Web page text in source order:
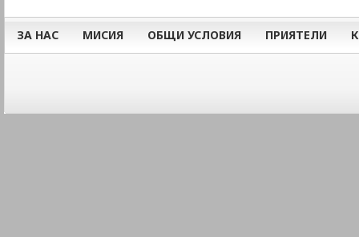
ЗА НАС МИСИЯ ОБЩИ УСЛОВИЯ ПРИЯТЕЛИ